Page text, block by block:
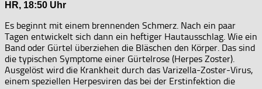
HR, 18:50 Uhr
Es beginnt mit einem brennenden Schmerz. Nach ein paar
Tagen entwickelt sich dann ein heftiger Hautausschlag. Wie ein
Band oder Gürtel überziehen die Bläschen den Körper. Das sind
die typischen Symptome einer Gürtelrose (Herpes Zoster).
Ausgelöst wird die Krankheit durch das Varizella-Zoster-Virus,
einem speziellen Herpesviren das bei der Erstinfektion die